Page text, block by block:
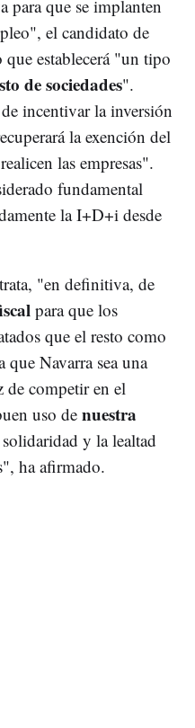
para que se implanten
el candidato de
establecerá "un tipo
de sociedades".
incentivar la inversión
la exención del
las empresas".
fundamental
la I+D+i desde
"en definitiva, de
para que los
que el resto como
que Navarra sea una
de competir en el
uso de nuestra
y la lealtad
ha afirmado.